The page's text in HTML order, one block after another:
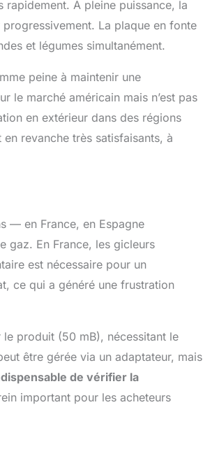
rapidement. À pleine puissance, la
La plaque en fonte
et légumes simultanément.
peine à maintenir une
le marché américain mais n’est pas
en extérieur dans des régions
revanche très satisfaisants, à
— en France, en Espagne
gaz. En France, les gicleurs
est nécessaire pour un
ce qui a généré une frustration
produit (50 mB), nécessitant le
être gérée via un adaptateur, mais
de vérifier la
important pour les acheteurs